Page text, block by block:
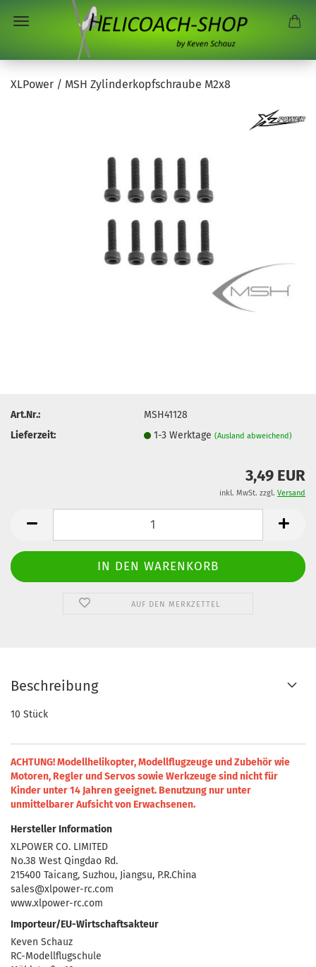
XLPower / MSH Zylinderkopfschraube M2x8
Art.Nr.:
MSH41128
Lieferzeit:
1-3 Werktage(Ausland abweichend)
3,49 EUR
inkl. MwSt. zzgl. Versand
AUF DEN MERKZETTEL
Beschreibung
10 Stück
ACHTUNG! Modellhelikopter, Modellflugzeuge und Zubehör wie
Motoren, Regler und Servos sowie Werkzeuge sind nicht für
Kinder unter 14 Jahren geeignet. Benutzung nur unter
unmittelbarer Aufsicht von Erwachsenen.
Hersteller Information
XLPOWER CO. LIMITED
No.38 West Qingdao Rd.
215400 Taicang, Suzhou, Jiangsu, P.R.China
sales@xlpower-rc.com
www.xlpower-rc.com
Importeur/EU-Wirtschaftsakteur
Keven Schauz
RC-Modellflugschule